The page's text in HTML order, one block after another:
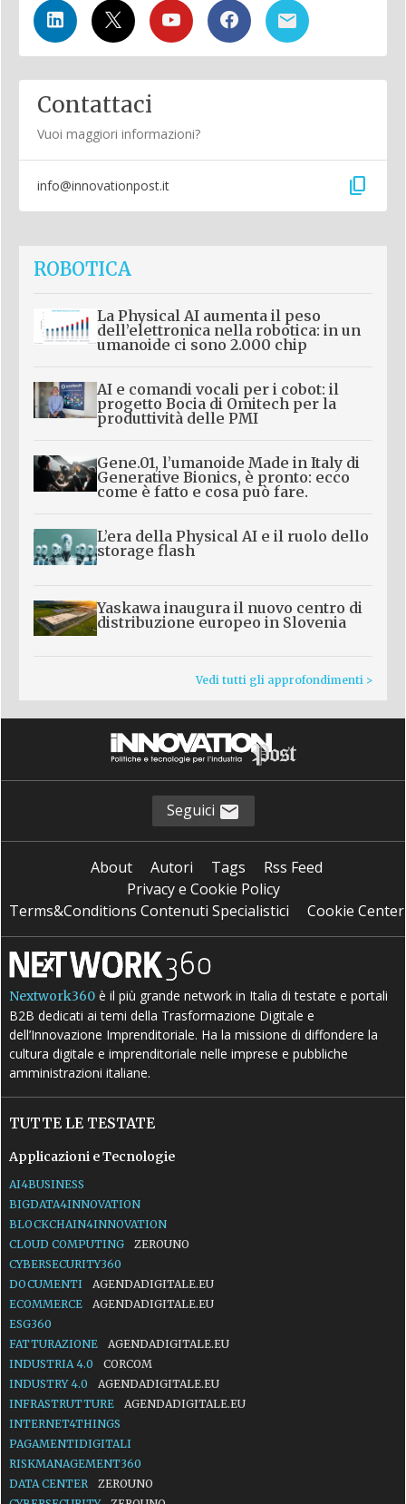
Contattaci
Vuoi maggiori informazioni?
info@innovationpost.it content_copy
ROBOTICA
La Physical AI aumenta il peso
dell’elettronica nella robotica: in un
umanoide ci sono 2.000 chip
AI e comandi vocali per i cobot: il
progetto Bocia di Omitech per la
produttività delle PMI
Gene.01, l’umanoide Made in Italy di
Generative Bionics, è pronto: ecco
come è fatto e cosa può fare.
L’era della Physical AI e il ruolo dello
storage flash
Yaskawa inaugura il nuovo centro di
distribuzione europeo in Slovenia
Vedi tutti gli approfondimenti >
Seguici
About Autori Tags
Rss Feed
Privacy e Cookie Policy
Terms&Conditions Contenuti Specialistici
Cookie Center
Nextwork360 è il più grande network in Italia di testate e portali
B2B dedicati ai temi della Trasformazione Digitale e
dell’Innovazione Imprenditoriale. Ha la missione di diffondere la
cultura digitale e imprenditoriale nelle imprese e pubbliche
amministrazioni italiane.
TUTTE LE TESTATE
Applicazioni e Tecnologie
AI4BUSINESS
BIGDATA4INNOVATION
BLOCKCHAIN4INNOVATION
CLOUD COMPUTING
ZEROUNO
CYBERSECURITY360
DOCUMENTI
AGENDADIGITALE.EU
ECOMMERCE
AGENDADIGITALE.EU
ESG360
FATTURAZIONE
AGENDADIGITALE.EU
INDUSTRIA 4.0
CORCOM
INDUSTRY 4.0
AGENDADIGITALE.EU
INFRASTRUTTURE
AGENDADIGITALE.EU
INTERNET4THINGS
PAGAMENTIDIGITALI
RISKMANAGEMENT360
DATA CENTER
ZEROUNO